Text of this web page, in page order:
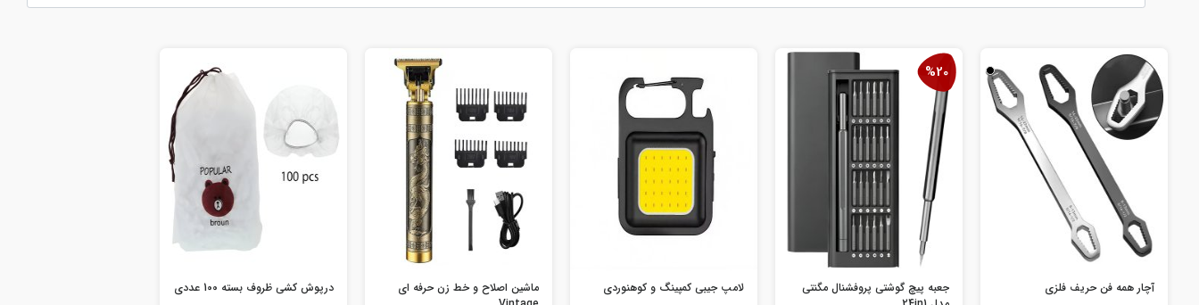
آچار همه فن حریف فلزی
%20
جعبه پیچ گوشتی پروفشنال مگنتی
لامپ جیبی کمپینگ و کوهنوردی
ماشین اصلاح و خط زن حرفه ای
درپوش کشی ظروف بسته 100 عددی